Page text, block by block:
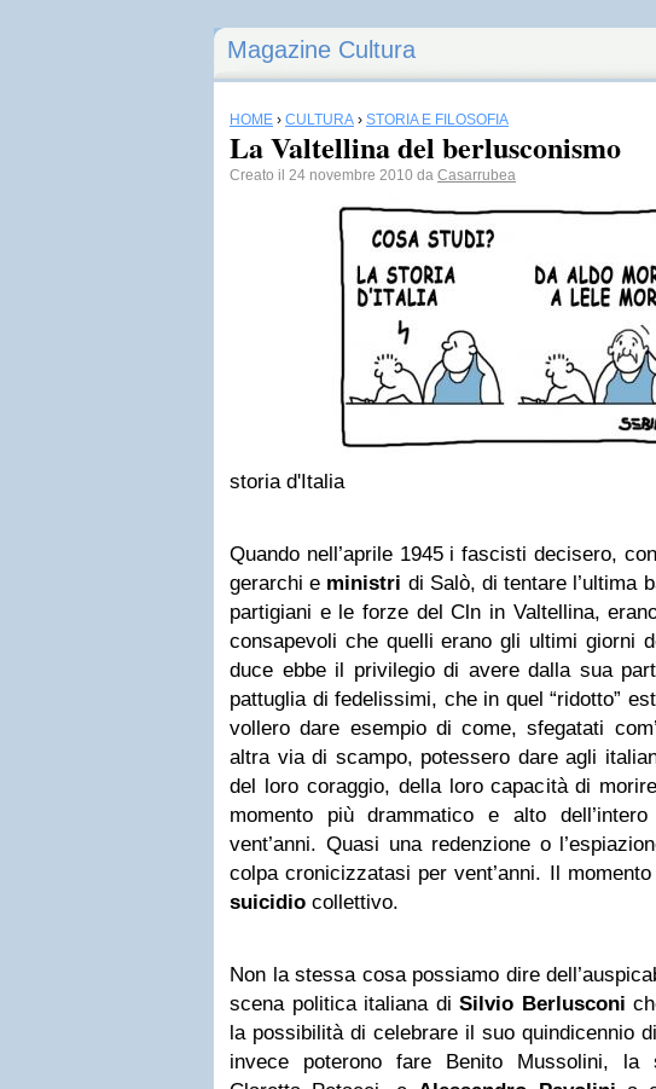
Magazine Cultura
HOME › CULTURA › STORIA E FILOSOFIA
La Valtellina del berlusconismo
Creato il 24 novembre 2010 da Casarrubea
storia d'Italia
Quando nell’aprile 1945 i fascisti decisero,
gerarchi e ministri di Salò, di tentare l’ultima
partigiani e le forze del Cln in Valtellina,
consapevoli che quelli erano gli ultimi giorni
duce ebbe il privilegio di avere dalla sua
pattuglia di fedelissimi, che in quel “ridotto”
vollero dare esempio di come, sfegatati
altra via di scampo, potessero dare agli
del loro coraggio, della loro capacità di
momento più drammatico e alto
vent’anni. Quasi una redenzione o
colpa cronicizzatasi per vent’anni. Il
suicidio collettivo.
Non la stessa cosa possiamo dire
scena politica italiana diSilvio Berlusconi
la possibilità di celebrare il suo quindicennio
invece poterono fare Benito Mussolini, la